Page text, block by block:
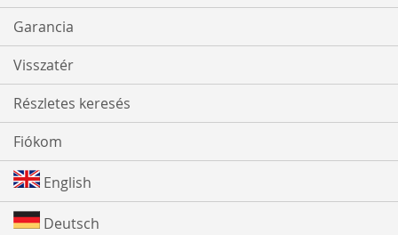
Garancia
Visszatér
Részletes keresés
Fiókom
English
Deutsch